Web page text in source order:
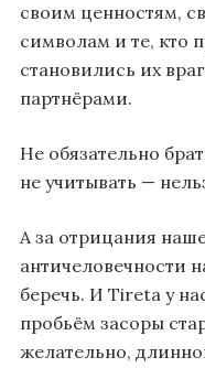
своим ценностям,
символам и те, кто
становились их
партнёрами.
Не обязательно
не учитывать —
А за отрицания
античеловечности
беречь. И Tiretа у
пробьём засоры
желательно,